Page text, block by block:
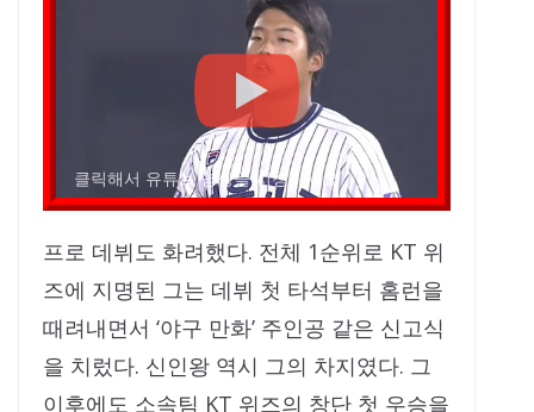
클릭해서 유튜브 영상을 시청하세요
프로 데뷔도 화려했다. 전체 1순위로 KT 위
즈에 지명된 그는 데뷔 첫 타석부터 홈런을
때려내면서 ‘야구 만화’ 주인공 같은 신고식
을 치렀다. 신인왕 역시 그의 차지였다. 그
이후에도 소속팀 KT 위즈의 창단 첫 우승을